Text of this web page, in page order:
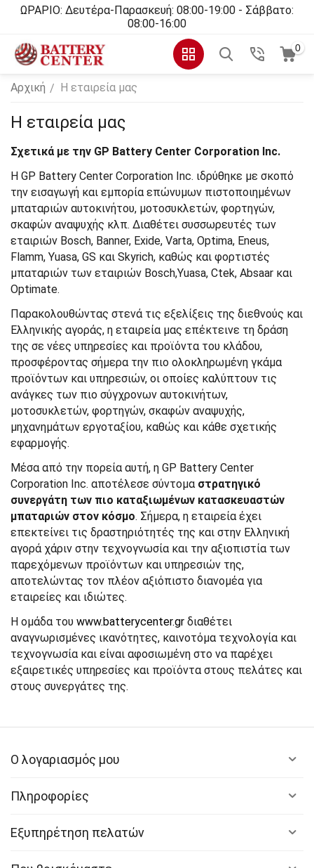
ΩΡΑΡΙΟ: Δευτέρα-Παρασκευή: 08:00-19:00 - Σάββατο:
08:00-16:00
0
Αρχική / Η εταιρεία μας
Η εταιρεία μας
Σχετικά με την GP Battery Center Corporation Inc.
Η GP Battery Center Corporation Inc. ιδρύθηκε με σκοπό
την εισαγωγή και εμπορία επώνυμων πιστοποιημένων
μπαταριών αυτοκινήτου, μοτοσυκλετών, φορτηγών,
σκαφών αναψυχής κλπ. Διαθέτει συσσωρευτές των
εταιριών Bosch, Banner, Exide, Varta, Optima, Eneus,
Flamm, Yuasa, GS και Skyrich, καθώς και φορτιστές
μπαταριών των εταιριών Bosch,Yuasa, Ctek, Absaar και
Optimate.
Παρακολουθώντας στενά τις εξελίξεις της διεθνούς και
Ελληνικής αγοράς, η εταιρεία μας επέκτεινε τη δράση
της σε νέες υπηρεσίες και προϊόντα του κλάδου,
προσφέροντας σήμερα την πιο ολοκληρωμένη γκάμα
προϊόντων και υπηρεσιών, οι οποίες καλύπτουν τις
ανάγκες των πιο σύγχρονων αυτοκινήτων,
μοτοσυκλετών, φορτηγών, σκαφών αναψυχής,
μηχανημάτων εργοταξίου, καθώς και κάθε σχετικής
εφαρμογής.
Μέσα από την πορεία αυτή, η GP Battery Center
Corporation Inc. αποτέλεσε σύντομα στρατηγικό
συνεργάτη των πιο καταξιωμένων κατασκευαστών
μπαταριών στον κόσμο. Σήμερα, η εταιρεία έχει
επεκτείνει τις δραστηριότητές της και στην Ελληνική
αγορά χάριν στην τεχνογνωσία και την αξιοπιστία των
παρεχόμενων προϊόντων και υπηρεσιών της,
αποτελώντας τον πλέον αξιόπιστο διανομέα για
εταιρείες και ιδιώτες.
Η ομάδα του www.batterycenter.gr διαθέτει
αναγνωρισμένες ικανότητες, καινοτόμα τεχνολογία και
τεχνογνωσία και είναι αφοσιωμένη στο να παρέχει
εξαιρετικές υπηρεσίες και προϊόντα στους πελάτες και
στους συνεργάτες της.
Ο λογαριασμός μου
Πληροφορίες
Εξυπηρέτηση πελατών